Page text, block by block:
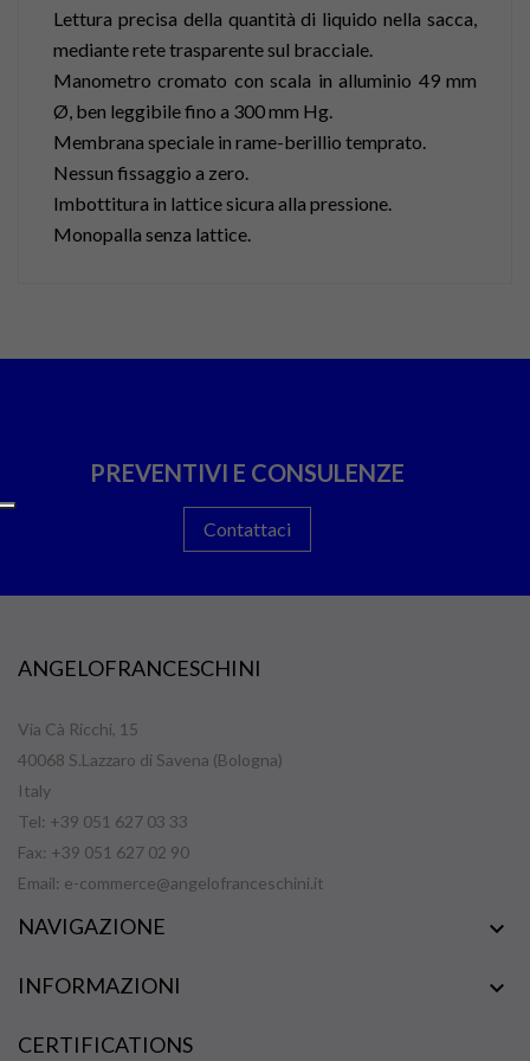
Lettura precisa della quantità di liquido nella sacca,
mediante rete trasparente sul bracciale.
Manometro cromato con scala in alluminio 49 mm
Ø, ben leggibile fino a 300 mm Hg.
Membrana speciale in rame-berillio temprato.
Nessun fissaggio a zero.
Imbottitura in lattice sicura alla pressione.
Monopalla senza lattice.
PREVENTIVI E CONSULENZE
Contattaci
ANGELOFRANCESCHINI
Via Cà Ricchi, 15
40068 S.Lazzaro di Savena (Bologna)
Italy
Tel: +39 051 627 03 33
Fax: +39 051 627 02 90
Email: e-commerce@angelofranceschini.it
NAVIGAZIONE 
INFORMAZIONI 
CERTIFICATIONS